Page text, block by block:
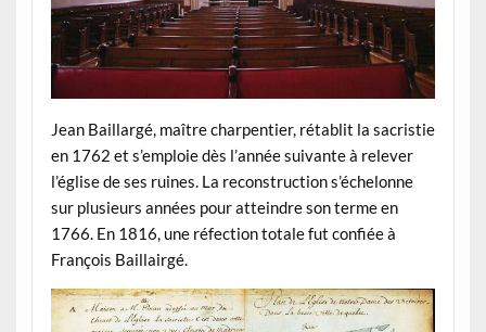
Jean Baillargé, maître charpentier, rétablit la sacristie
en 1762 et s’emploie dès l’année suivante à relever
l’église de ses ruines. La reconstruction s’échelonne
sur plusieurs années pour atteindre son terme en
1766. En 1816, une réfection totale fut confiée à
François Baillairgé.